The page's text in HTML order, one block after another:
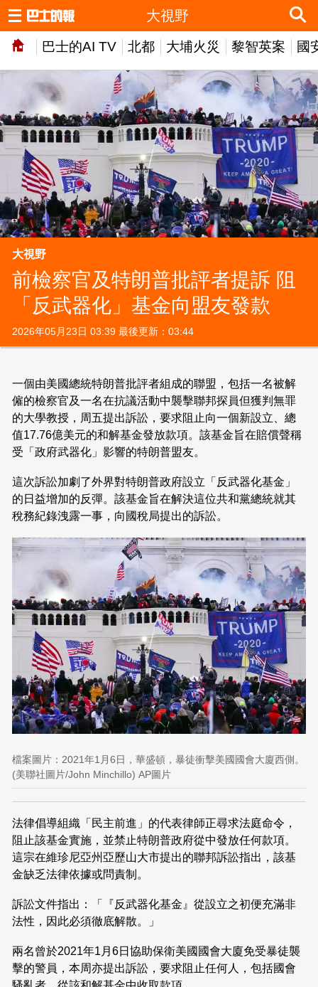
巴士的AI TV 北都 大埔火災 黎智英案 國
大視野
大視野
前檢察官及特朗普批評者提訴 阻
「反武器化」基金向盟友發款
2026年05月23日 03:39 最後更新：03:44
一個由美國總統特朗普批評者組成的聯盟，包括一名被解
僱的檢察官及一名在抗議活動中襲擊聯邦探員但獲判無罪
的大學教授，周五提出訴訟，要求阻止向一個新設立、總
值17.76億美元的和解基金發放款項。該基金旨在賠償聲稱
受「政府武器化」影響的特朗普盟友。
這次訴訟加劇了外界對特朗普政府設立「反武器化基金」
的日益增加的反彈。該基金旨在解決這位共和黨總統就其
稅務紀錄洩露一事，向國稅局提出的訴訟。
檔案圖片：2021年1月6日，華盛頓，暴徒衝擊美國國會大廈西側。
(美聯社圖片/John Minchillo) AP圖片
法律倡導組織「民主前進」的代表律師正尋求法庭命令，
阻止該基金實施，並禁止特朗普政府從中發放任何款項。
這宗在維珍尼亞州亞歷山大市提出的聯邦訴訟指出，該基
金缺乏法律依據或問責制。
訴訟文件指出：「『反武器化基金』從設立之初便充滿非
法性，因此必須徹底解散。」
兩名曾於2021年1月6日協助保衛美國國會大廈免受暴徒襲
擊的警員，本周亦提出訴訟，要求阻止任何人，包括國會